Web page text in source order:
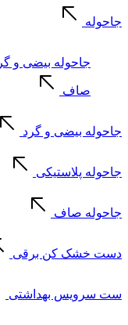
جاحوله
جاحوله بیضی و
صاف
جاحوله بیضی و گرد
جاحوله پلاستیکی
جاحوله صاف
دست خشک کن برقی
ست سرویس بهداشتی